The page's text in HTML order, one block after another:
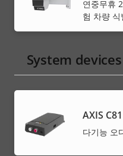
연중무휴
험 차량 식
System
AXIS
다기능 오